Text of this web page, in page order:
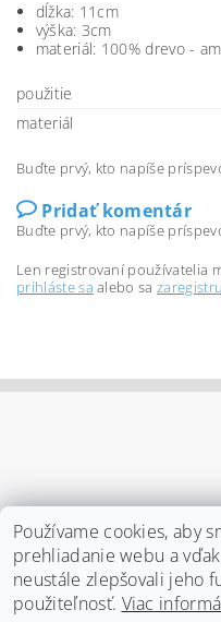
dĺžka: 11cm
výška: 3cm
materiál: 100% drevo -
použitie
materiál
Buďte prvý, kto napíše
Pridať komentár
Buďte prvý, kto napíše
Len registrovaní používatelia
prihláste sa alebo sa
Používame cookies, aby
prehliadanie webu a
neustále zlepšovali jeho
použiteľnosť. Viac